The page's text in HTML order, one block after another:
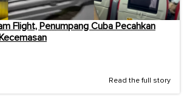
Flight, Penumpang Cuba Pecahkan
Read the full story